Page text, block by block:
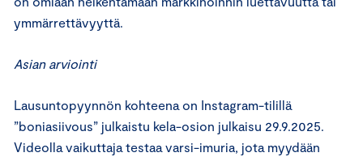
ymmärrettävyyttä.
Asian arviointi
Lausuntopyynnön kohteena on Instagram-tilillä
”boniasiivous” julkaistu kela-osion julkaisu 29.9.2025.
Videolla vaikuttaja testaa varsi-imuria, jota myydään